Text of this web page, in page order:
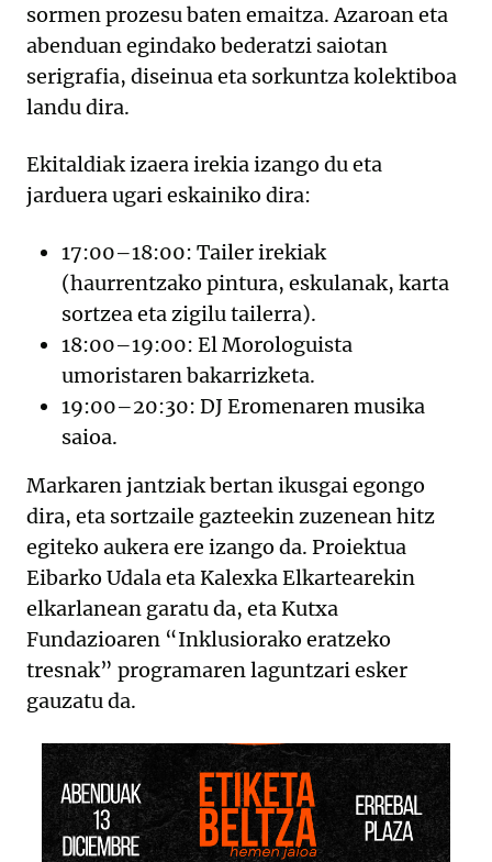
sormen prozesu baten emaitza. Azaroan eta
abenduan egindako bederatzi saiotan
serigrafia, diseinua eta sorkuntza kolektiboa
landu dira.
Ekitaldiak izaera irekia izango du eta
jarduera ugari eskainiko dira:
17:00–18:00: Tailer irekiak
(haurrentzako pintura, eskulanak, karta
sortzea eta zigilu tailerra).
18:00–19:00: El Morologuista
umoristaren bakarrizketa.
19:00–20:30: DJ Eromenaren musika
saioa.
Markaren jantziak bertan ikusgai egongo
dira, eta sortzaile gazteekin zuzenean hitz
egiteko aukera ere izango da. Proiektua
Eibarko Udala eta Kalexka Elkartearekin
elkarlanean garatu da, eta Kutxa
Fundazioaren “Inklusiorako eratzeko
tresnak” programaren laguntzari esker
gauzatu da.